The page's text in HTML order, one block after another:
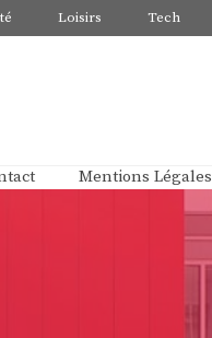
Loisirs Tech
Mentions Légales